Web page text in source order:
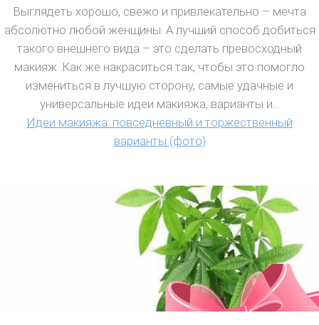
Выглядеть хорошо, свежо и привлекательно – мечта
абсолютно любой женщины. А лучший способ добиться
такого внешнего вида – это сделать превосходный
макияж. Как же накраситься так, чтобы это помогло
измениться в лучшую сторону, самые удачные и
универсальные идеи макияжа, варианты и...
Идеи макияжа: повседневный и торжественный
варианты (фото)